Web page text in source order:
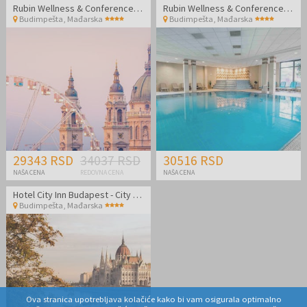
Rubin Wellness & Conference Hotel
Budimpešta, Mađarska
29343 RSD
NAŠA CENA
34037 RSD
REDOVNA CENA
Rubin Wellness & Conference Hotel
Budimpešta, Mađarska
30516 RSD
NAŠA CENA
Hotel City Inn Budapest - City break u Budimpešti
Budimpešta Mađarska
Ova stranica upotrebljava kolačiće kako bi vam osigurala optimalno